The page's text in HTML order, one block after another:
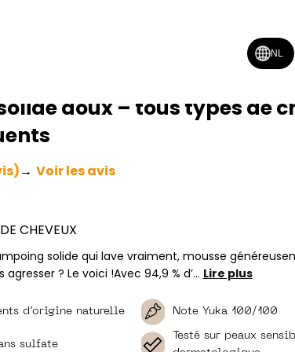
NL
doux – tous types de
→ Voir les avis
CHEVEUX
solide qui lave vraiment, mousse
? Le voici !Avec 94,9 % d’… Lire plus
d’origine naturelle Note Yuka 100/100
sulfate
Testé sur peaux